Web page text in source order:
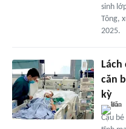
sinh
Tông,
2025.
căn
kỳ
Cậu